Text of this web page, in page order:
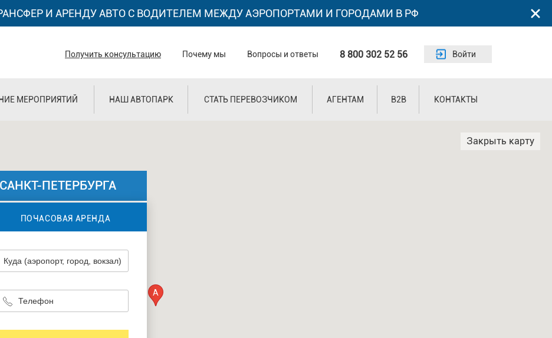
И АРЕНДУ АВТО С ВОДИТЕЛЕМ МЕЖДУ АЭРОПОРТАМИ И ГОРОДАМИ В РФ
Получить консультацию Почему мы Вопросы и ответы 8 800 302 52 56 Войти
МЕРОПРИЯТИЙ НАШ АВТОПАРК СТАТЬ ПЕРЕВОЗЧИКОМ АГЕНТАМ B2B КОНТАКТЫ
Закрыть карту
A
ПЕТЕРБУРГА
ПОЧАСОВАЯ АРЕНДА